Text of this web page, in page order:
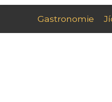
Gastronomie